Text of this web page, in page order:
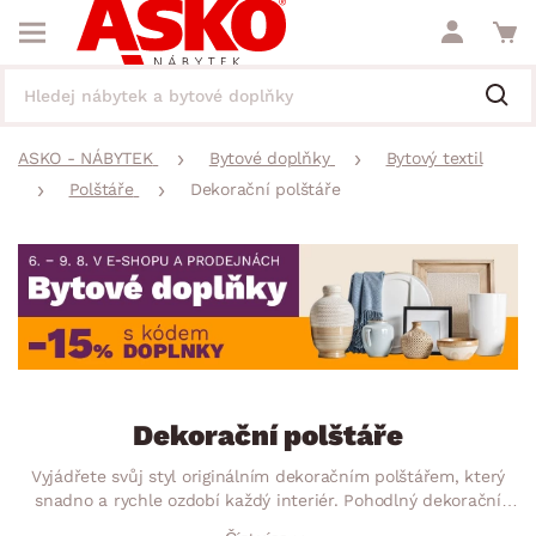
ASKO - NÁBYTEK Bytové doplňky
Bytový textil
Polštáře
Dekorační polštáře
Dekorační polštáře
Vyjádřete svůj styl originálním dekoračním polštářem, který
snadno a rychle ozdobí každý interiér. Pohodlný dekorační